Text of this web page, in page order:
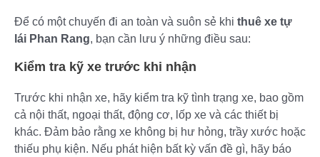
Để có một chuyến đi an toàn và suôn sẻ khi thuê xe tự
lái Phan Rang, bạn cần lưu ý những điều sau:
Kiểm tra kỹ xe trước khi nhận
Trước khi nhận xe, hãy kiểm tra kỹ tình trạng xe, bao gồm
cả nội thất, ngoại thất, động cơ, lốp xe và các thiết bị
khác. Đảm bảo rằng xe không bị hư hỏng, trầy xước hoặc
thiếu phụ kiện. Nếu phát hiện bất kỳ vấn đề gì, hãy báo